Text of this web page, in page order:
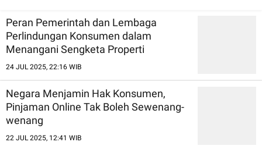
Peran Pemerintah dan Lembaga
Perlindungan Konsumen dalam
Menangani Sengketa Properti
24 JUL 2025, 22:16 WIB
Negara Menjamin Hak Konsumen,
Pinjaman Online Tak Boleh Sewenang-
wenang
22 JUL 2025, 12:41 WIB